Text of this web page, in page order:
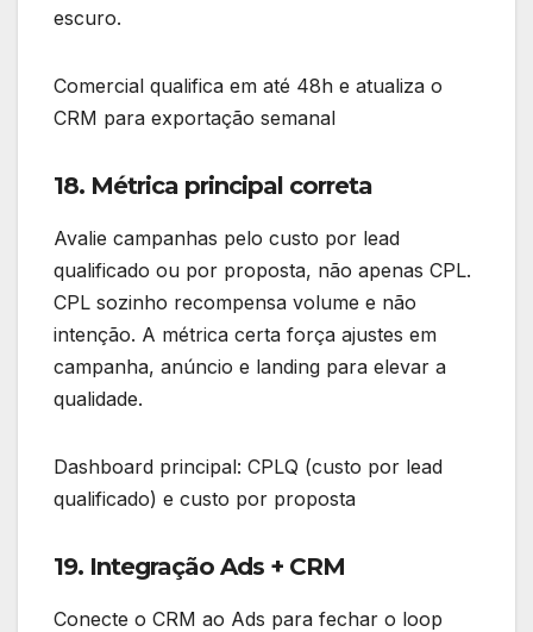
escuro.
Comercial qualifica em até 48h e atualiza o
CRM para exportação semanal
18. Métrica principal correta
Avalie campanhas pelo custo por lead
qualificado ou por proposta, não apenas CPL.
CPL sozinho recompensa volume e não
intenção. A métrica certa força ajustes em
campanha, anúncio e landing para elevar a
qualidade.
Dashboard principal: CPLQ (custo por lead
qualificado) e custo por proposta
19. Integração Ads + CRM
Conecte o CRM ao Ads para fechar o loop